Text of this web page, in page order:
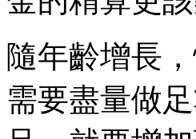
隨年齡增長
需要盡量做